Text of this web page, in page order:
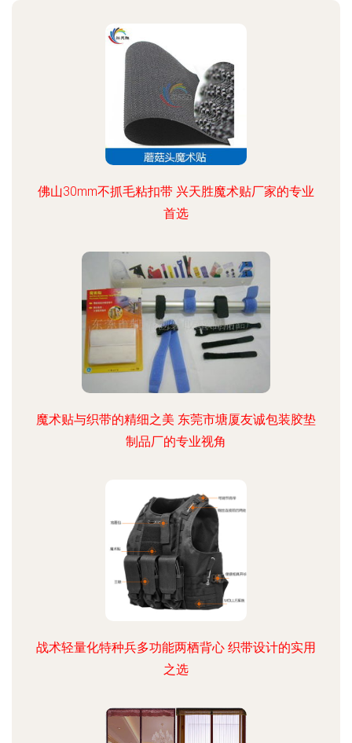
佛山30mm不抓毛粘扣带 兴天胜魔术贴厂家的专业
首选
魔术贴与织带的精细之美 东莞市塘厦友诚包装胶垫
制品厂的专业视角
战术轻量化特种兵多功能两栖背心 织带设计的实用
之选